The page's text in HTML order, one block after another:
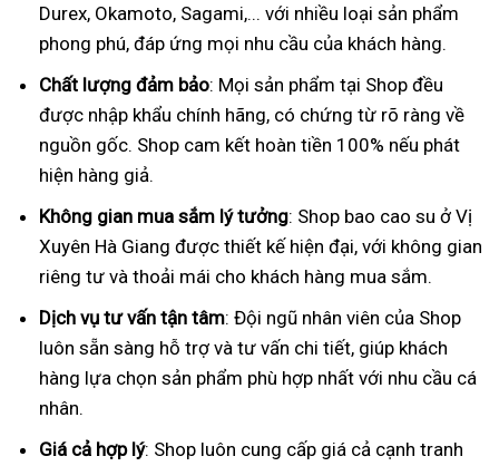
Durex, Okamoto, Sagami,... với nhiều loại sản phẩm
phong phú, đáp ứng mọi nhu cầu của khách hàng.
Chất lượng đảm bảo: Mọi sản phẩm tại Shop đều
được nhập khẩu chính hãng, có chứng từ rõ ràng về
nguồn gốc. Shop cam kết hoàn tiền 100% nếu phát
hiện hàng giả.
Không gian mua sắm lý tưởng: Shop bao cao su ở Vị
Xuyên Hà Giang được thiết kế hiện đại, với không gian
riêng tư và thoải mái cho khách hàng mua sắm.
Dịch vụ tư vấn tận tâm: Đội ngũ nhân viên của Shop
luôn sẵn sàng hỗ trợ và tư vấn chi tiết, giúp khách
hàng lựa chọn sản phẩm phù hợp nhất với nhu cầu cá
nhân.
Giá cả hợp lý: Shop luôn cung cấp giá cả cạnh tranh